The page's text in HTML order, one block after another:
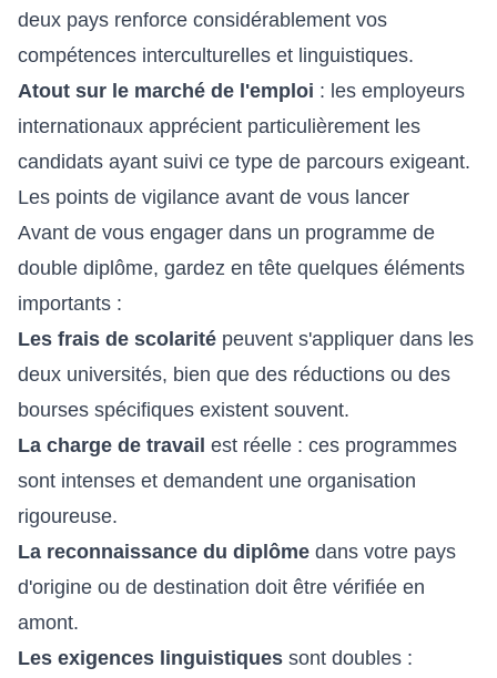
deux pays renforce considérablement vos
compétences interculturelles et linguistiques.
Atout sur le marché de l'emploi : les employeurs
internationaux apprécient particulièrement les
candidats ayant suivi ce type de parcours exigeant.
Les points de vigilance avant de vous lancer
Avant de vous engager dans un programme de
double diplôme, gardez en tête quelques éléments
importants :
Les frais de scolarité peuvent s'appliquer dans les
deux universités, bien que des réductions ou des
bourses spécifiques existent souvent.
La charge de travail est réelle : ces programmes
sont intenses et demandent une organisation
rigoureuse.
La reconnaissance du diplôme dans votre pays
d'origine ou de destination doit être vérifiée en
amont.
Les exigences linguistiques sont doubles :